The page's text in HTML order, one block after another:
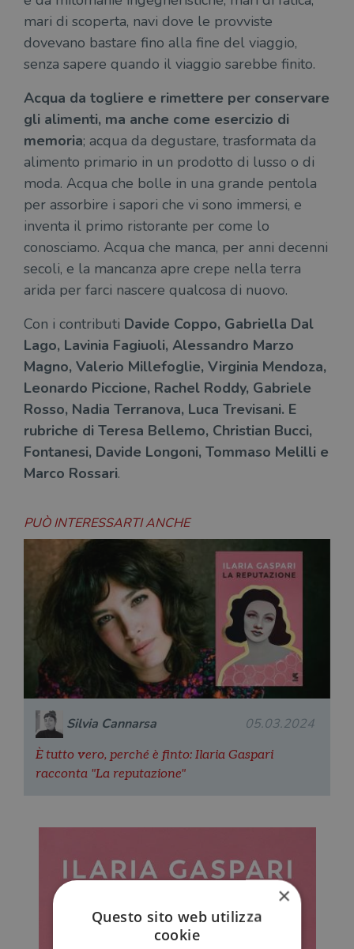
mari di scoperta, navi dove le provviste
dovevano bastare fino alla fine del viaggio,
senza sapere quando il viaggio sarebbe finito.
Acqua da togliere e rimettere per conservare
gli alimenti, ma anche come esercizio di
memoria; acqua da degustare, trasformata da
alimento primario in un prodotto di lusso o di
moda. Acqua che bolle in una grande pentola
per assorbire i sapori che vi sono immersi, e
inventa il primo ristorante per come lo
conosciamo. Acqua che manca, per anni decenni
secoli, e la mancanza apre crepe nella terra
arida per farci nascere qualcosa di nuovo.
Con i contributi Davide Coppo, Gabriella Dal
Lago, Lavinia Fagiuoli, Alessandro Marzo
Magno, Valerio Millefoglie, Virginia Mendoza,
Leonardo Piccione, Rachel Roddy, Gabriele
Rosso, Nadia Terranova, Luca Trevisani. E
rubriche di Teresa Bellemo, Christian Bucci,
Fontanesi, Davide Longoni, Tommaso Melilli e
Marco Rossari.
PUÒ INTERESSARTI ANCHE
Silvia Cannarsa 05.03.2024
È tutto vero, perché è finto: Ilaria Gaspari
racconta "La reputazione"
×
Questo sito web utilizza
cookie